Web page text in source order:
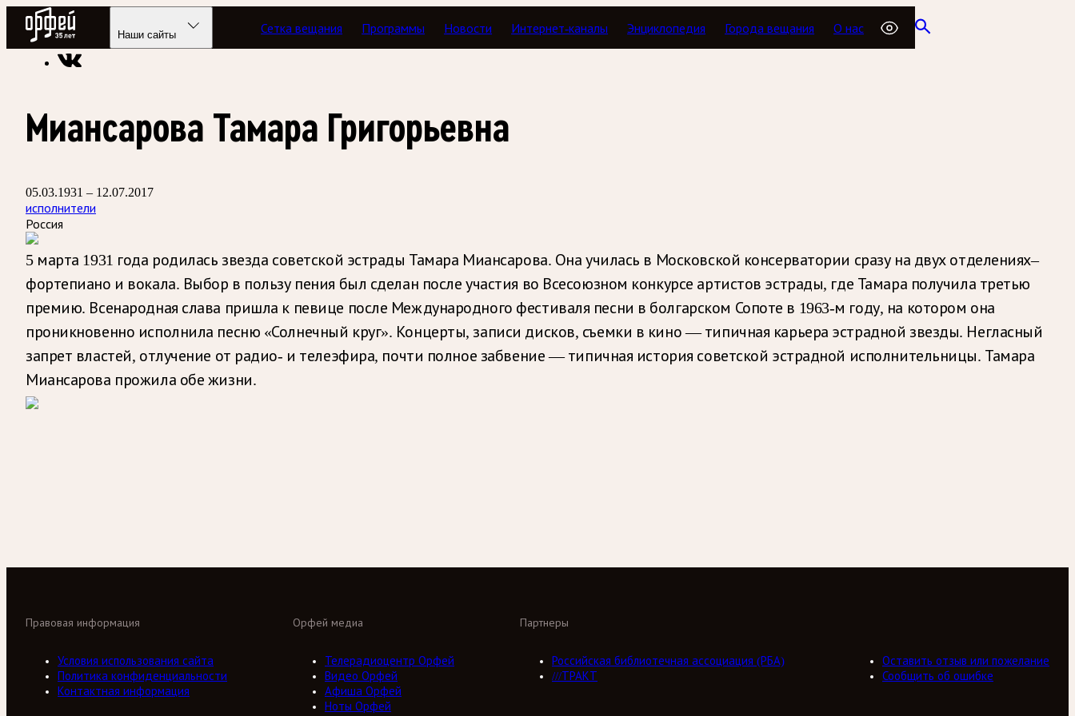
Радио Орфей
Наши сайты Сетка вещания Программы Новости Интернет-каналы Энциклопедия Города вещания О нас
Радио классической музыки «Орфей» Энциклопедия
Миансарова Тамара Григорьевна
05.03.1931 – 12.07.2017
исполнители
Россия
5 марта 1931 года родилась звезда советской эстрады Тамара Миансарова. Она училась в Московской консерватории сразу на двух отделениях–
фортепиано и вокала. Выбор в пользу пения был сделан после участия во Всесоюзном конкурсе артистов эстрады, где Тамара получила третью
премию. Всенародная слава пришла к певице после Международного фестиваля песни в болгарском Сопоте в 1963-м году, на котором она
проникновенно исполнила песню «Солнечный круг». Концерты, записи дисков, съемки в кино — типичная карьера эстрадной звезды. Негласный
запрет властей, отлучение от радио- и телеэфира, почти полное забвение — типичная история советской эстрадной исполнительницы. Тамара
Миансарова прожила обе жизни.
Орфей медиа
Телерадиоцентр Орфей
Видео Орфей
Афиша Орфей
Ноты Орфей
Партнеры
Российская библиотечная ассоциация (РБА)
///ТРАКТ
Правовая информация
Условия использования сайта
Политика конфиденциальности
Контактная информация
Оставить отзыв или пожелание
Сообщить об ошибке